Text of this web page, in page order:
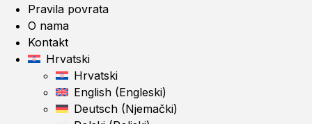
Pravila povrata
O nama
Kontakt
Hrvatski
Hrvatski
English (Engleski)
Deutsch (Njemački)